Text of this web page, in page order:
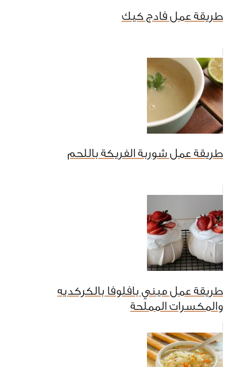
طريقة عمل فادج كيك
طريقة عمل شوربة الفريكة باللحم
طريقة عمل ميني بافلوفا بالكركديه
والمكسرات المملحة